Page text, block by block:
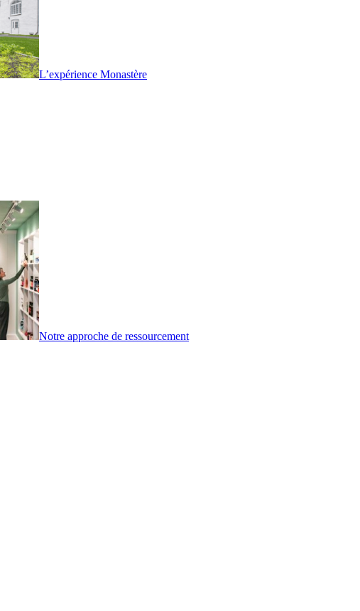
L’expérience Monastère
Notre approche de ressourcement